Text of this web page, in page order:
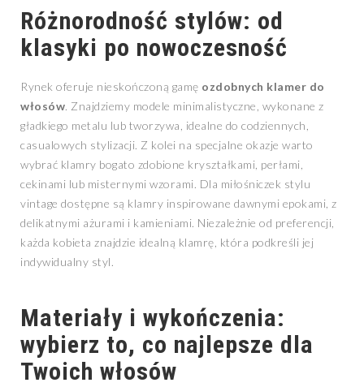
Różnorodność stylów: od
klasyki po nowoczesność
Rynek oferuje nieskończoną gamę ozdobnych klamer do
włosów. Znajdziemy modele minimalistyczne, wykonane z
gładkiego metalu lub tworzywa, idealne do codziennych,
casualowych stylizacji. Z kolei na specjalne okazje warto
wybrać klamry bogato zdobione kryształkami, perłami,
cekinami lub misternymi wzorami. Dla miłośniczek stylu
vintage dostępne są klamry inspirowane dawnymi epokami, z
delikatnymi ażurami i kamieniami. Niezależnie od preferencji,
każda kobieta znajdzie idealną klamrę, która podkreśli jej
indywidualny styl.
Materiały i wykończenia:
wybierz to, co najlepsze dla
Twoich włosów